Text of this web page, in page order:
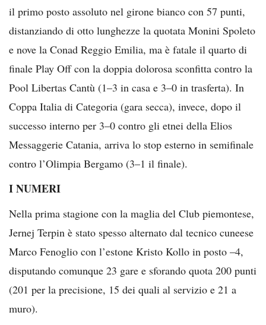
il primo posto assoluto nel girone bianco con 57 punti,
distanziando di otto lunghezze la quotata Monini Spoleto
e nove la Conad Reggio Emilia, ma è fatale il quarto di
finale Play Off con la doppia dolorosa sconfitta contro la
Pool Libertas Cantù (1–3 in casa e 3–0 in trasferta). In
Coppa Italia di Categoria (gara secca), invece, dopo il
successo interno per 3–0 contro gli etnei della Elios
Messaggerie Catania, arriva lo stop esterno in semifinale
contro l’Olimpia Bergamo (3–1 il finale).
I NUMERI
Nella prima stagione con la maglia del Club piemontese,
Jernej Terpin è stato spesso alternato dal tecnico cuneese
Marco Fenoglio con l’estone Kristo Kollo in posto –4,
disputando comunque 23 gare e sforando quota 200 punti
(201 per la precisione, 15 dei quali al servizio e 21 a
muro).